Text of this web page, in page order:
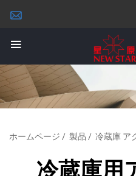
ホームページ / 製品 / 冷蔵庫 ア
冷蔵庫用